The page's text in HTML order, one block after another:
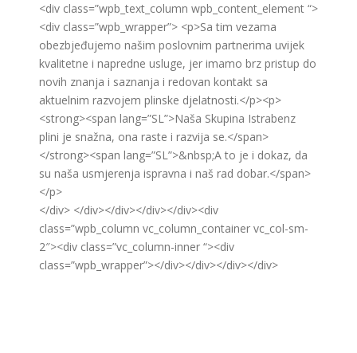
<div class=”wpb_text_column wpb_content_element “>
<div class=”wpb_wrapper”> <p>Sa tim vezama
obezbjeđujemo našim poslovnim partnerima uvijek
kvalitetne i napredne usluge, jer imamo brz pristup do
novih znanja i saznanja i redovan kontakt sa
aktuelnim razvojem plinske djelatnosti.</p><p>
<strong><span lang=”SL”>Naša Skupina Istrabenz
plini je snažna, ona raste i razvija se.</span>
</strong><span lang=”SL”>&nbsp;A to je i dokaz, da
su naša usmjerenja ispravna i naš rad dobar.</span>
</p>
</div> </div></div></div></div><div
class=”wpb_column vc_column_container vc_col-sm-
2″><div class=”vc_column-inner “><div
class=”wpb_wrapper”></div></div></div></div>